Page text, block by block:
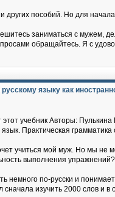
других пособий. Но для
заниматься с мужем,
обращайтесь. Я с
русскому языку как
этот учебник Авторы:
язык. Практическая
учиться мой муж. Но мы не
выполнения упражнений?
немного по-русски и
сначала изучить 2000 слов и